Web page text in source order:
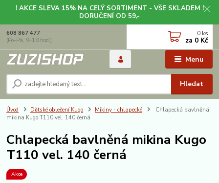
! AKCE SLEVA 15% NA CELÝ SORTIMENT - VŠE SKLADEM !
DORUČENÍ OD 59,-
Menu
Hledat
608 867 477
(Po-Pá, 9-18 hod.)
0 ks
za 0 Kč
Úvod Dětské oblečení Kugo Mikiny - chlapecké
Chlapecká bavlněná
mikina Kugo T110 vel. 140 černá
Chlapecká bavlněná mikina Kugo
T110 vel. 140 černá
Akce